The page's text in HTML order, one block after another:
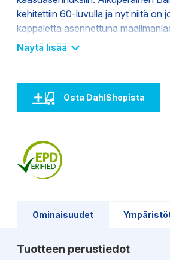
kehitettiin 60-luvulla ja nyt niitä on
kappaletta asennettuna
on laadultaan, toiminnaltaan ja
Kahva lasikuituvahvisteista
Siisti ja toimiva design
Tarkkuussorvattu messinkikuula
EPDM O-rengas
Venttiilirunko
Näytä lisää
Osta DahlShopista
Ominaisuudet
Tuotteen perustiedot